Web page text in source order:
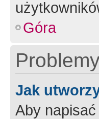
Góra
Jak
Aby